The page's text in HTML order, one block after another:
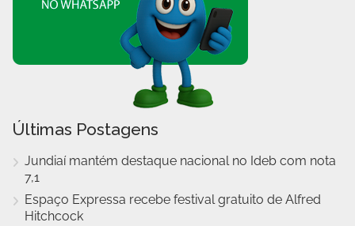
Últimas Postagens
Jundiaí mantém destaque nacional no Ideb com nota
7,1
Espaço Expressa recebe festival gratuito de Alfred
Hitchcock